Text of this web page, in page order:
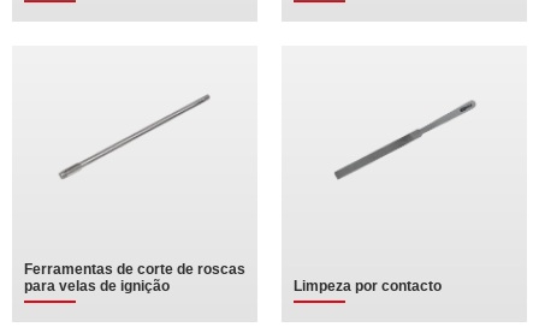
Ferramentas de corte de roscas
para velas de ignição
Limpeza por contacto